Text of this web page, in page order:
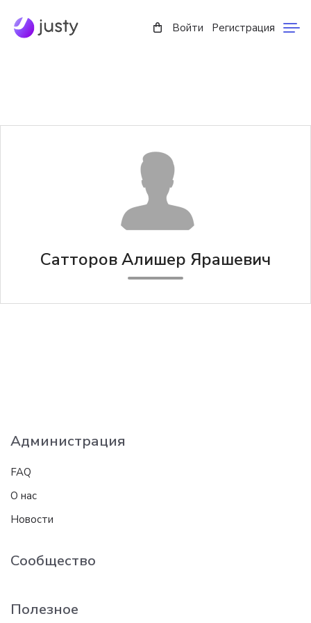
Войти Регистрация
Сатторов Алишер Ярашевич
Администрация
FAQ
О нас
Новости
Сообщество
Полезное